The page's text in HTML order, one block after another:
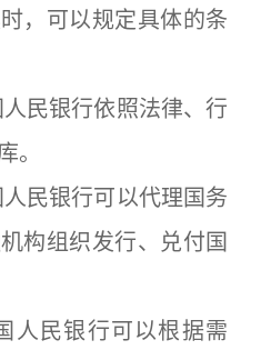
，可以规定具体的条
民银行依照法律、行
。
民银行可以代理国务
构组织发行、兑付国
民银行可以根据需